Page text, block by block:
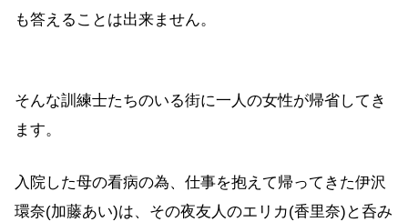
も答えることは出来ません。
そんな訓練士たちのいる街に一人の女性が帰省してき
ます。
入院した母の看病の為、仕事を抱えて帰ってきた伊沢
環奈(加藤あい)は、その夜友人のエリカ(香里奈)と呑み